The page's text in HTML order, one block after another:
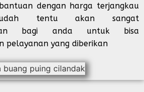
dengan harga terjangkau
tentu akan sangat
bagi anda untuk bisa
pelayanan yang diberikan